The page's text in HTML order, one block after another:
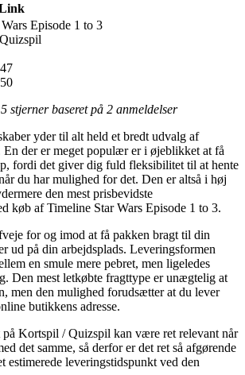
Episode 1 to 3
stjerner baseret på 2 anmeldelser
yder til alt held et bredt udvalg af
der er meget populær er i øjeblikket at få
fordi det giver dig fuld fleksibilitet til at hente
du har mulighed for det. Den er altså i høj
den mest prisbevidste
køb af Timeline Star Wars Episode 1 to 3.
for og imod at få pakken bragt til din
ud på din arbejdsplads. Leveringsformen
en smule mere pebret, men ligeledes
Den mest letkøbte fragttype er unægtelig at
men den mulighed forudsætter at du lever
butikkens adresse.
Kortspil / Quizspil kan være ret relevant når
det samme, så derfor er det ret så afgørende
estimerede leveringstidspunkt ved den